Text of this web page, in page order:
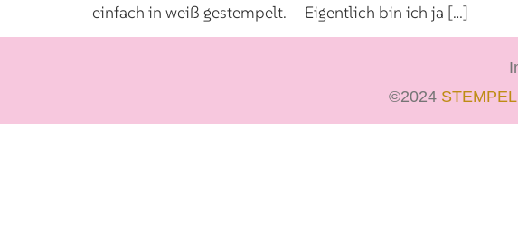
einfach in weiß gestempelt. Eigentlich bin ich ja […]
©2024